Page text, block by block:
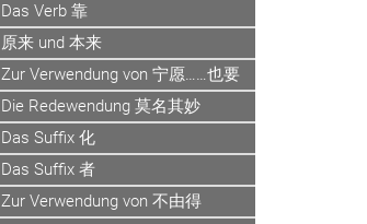
Das Verb 靠
原来 und 本来
Zur Verwendung von 宁愿……也要
Die Redewendung 莫名其妙
Das Suffix 化
Das Suffix 者
Zur Verwendung von 不由得